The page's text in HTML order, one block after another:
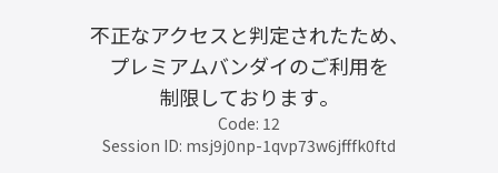
不正なアクセスと判定されたため、
プレミアムバンダイのご利用を
制限しております。
Code: 12
Session ID: msj9j0np-1qvp73w6jfffk0ftd